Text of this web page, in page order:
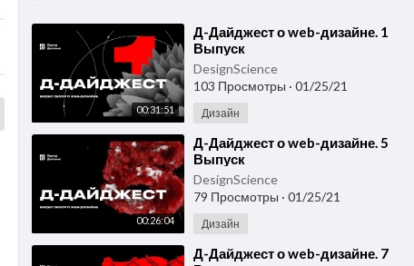
00:31:51
⁣Д-Дайджест о web-дизайне. 1
Выпуск
DesignScience
103 Просмотры · 01/25/21
Дизайн
00:26:04
⁣Д-Дайджест о web-дизайне. 5
Выпуск
DesignScience
79 Просмотры · 01/25/21
Дизайн
⁣Д-Дайджест о web-дизайне. 7